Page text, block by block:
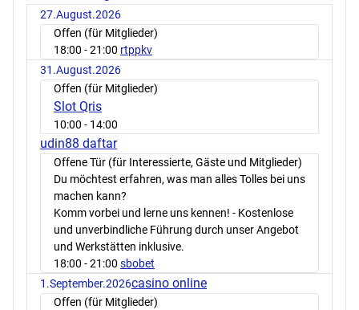
27.August.2026
Offen (für Mitglieder)
18:00 - 21:00 rtppkv
31.August.2026
Offen (für Mitglieder)
Slot Qris
10:00 - 14:00
udin88 daftar
Offene Tür (für Interessierte, Gäste und Mitglieder)
Du möchtest erfahren, was man alles Tolles bei uns
machen kann?
Komm vorbei und lerne uns kennen! - Kostenlose
und unverbindliche Führung durch unser Angebot
und Werkstätten inklusive.
18:00 - 21:00 sbobet
1.September.2026casino online
Offen (für Mitglieder)